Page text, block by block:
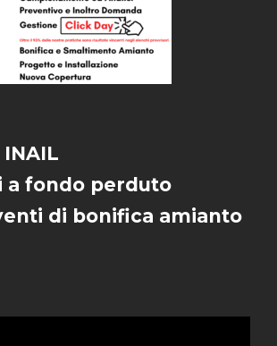
a fondo perduto
di bonifica amianto